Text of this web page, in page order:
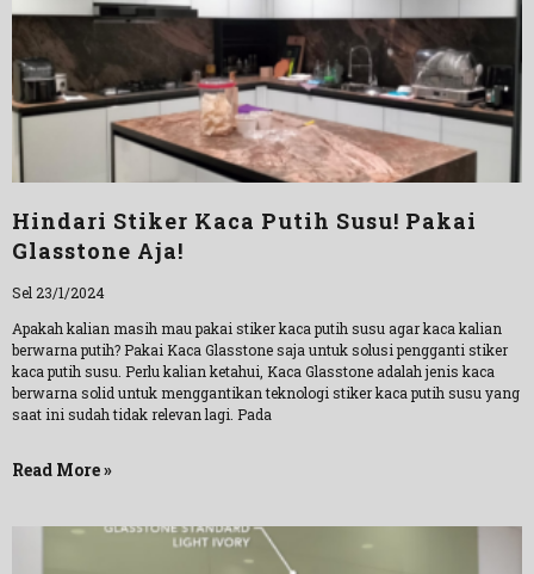
Hindari Stiker Kaca Putih Susu! Pakai
Glasstone Aja!
Sel 23/1/2024
Apakah kalian masih mau pakai stiker kaca putih susu agar kaca kalian
berwarna putih? Pakai Kaca Glasstone saja untuk solusi pengganti stiker
kaca putih susu. Perlu kalian ketahui, Kaca Glasstone adalah jenis kaca
berwarna solid untuk menggantikan teknologi stiker kaca putih susu yang
saat ini sudah tidak relevan lagi. Pada
Read More »